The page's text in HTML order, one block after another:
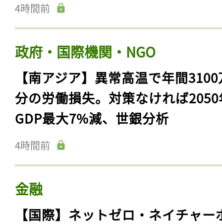
4時間前
政府・国際機関・NGO
【南アジア】異常高温で年間
分の労働損失。対策なければ
GDP最大7%減、世銀分析
4時間前
金融
【国際】ネットゼロ・ネイチャー